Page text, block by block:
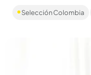
Durán, contó detalles
Selección Colombia